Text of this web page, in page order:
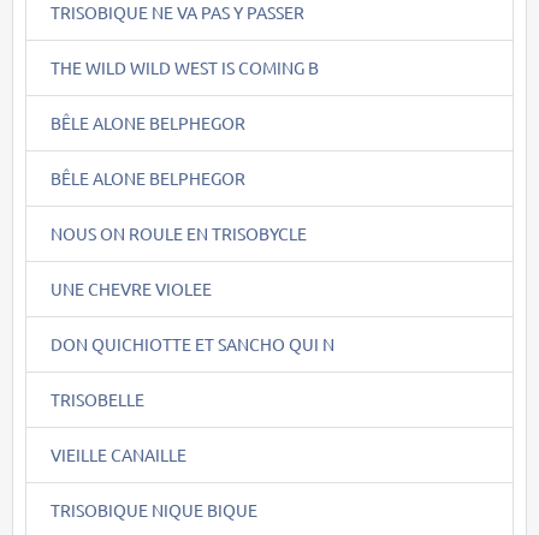
TRISOBIQUE NE VA PAS Y PASSER
THE WILD WILD WEST IS COMING B
BÊLE ALONE BELPHEGOR
BÊLE ALONE BELPHEGOR
NOUS ON ROULE EN TRISOBYCLE
UNE CHEVRE VIOLEE
DON QUICHIOTTE ET SANCHO QUI N
TRISOBELLE
VIEILLE CANAILLE
TRISOBIQUE NIQUE BIQUE